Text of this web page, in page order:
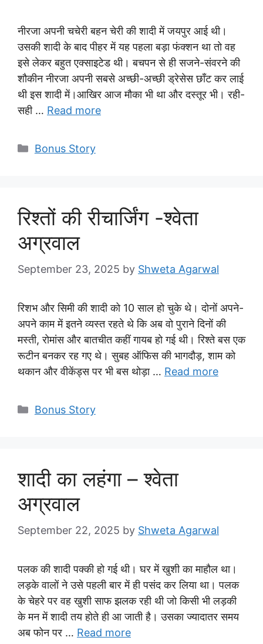
नीरजा अपनी चचेरी बहन चेरी की शादी में जयपुर आई थी।
उसकी शादी के बाद पीहर में यह पहला बड़ा फंक्शन था तो वह
इसे लेकर बहुत एक्साइटेड थी। बचपन से ही सजने-संवरने की
शौकीन नीरजा अपनी सबसे अच्छी-अच्छी ड्रेसेस छाँट कर लाई
थी इस शादी में।आखिर आज मौका भी था और दस्तूर भी। रही-
सही … Read more
Categories
Bonus Story
रिश्तों की रीचार्जिंग -श्वेता
अग्रवाल
September 23, 2025 by Shweta Agarwal
रिशभ और सिमी की शादी को 10 साल हो चुके थे। दोनों अपने-
अपने काम में इतने व्यस्त रहते थे कि अब वो पुराने दिनों की
मस्ती, रोमांस और बातचीत कहीं गायब हो गई थी। रिश्ते बस एक
रूटीन बनकर रह गए थे। सुबह ऑफिस की भागदौड़, शाम को
थकान और वीकेंड्स पर भी बस थोड़ा … Read more
Categories
Bonus Story
शादी का लहंगा – श्वेता
अग्रवाल
September 22, 2025 by Shweta Agarwal
पलक की शादी पक्की हो गई थी। घर में खुशी का माहौल था।
लड़के वालों ने उसे पहली बार में ही पसंद कर लिया था। पलक
के चेहरे पर वह खुशी साफ झलक रही थी जो किसी भी लड़की
के मन में शादी तय होते ही आ जाती है। उसका ज्यादातर समय
अब फोन पर … Read more